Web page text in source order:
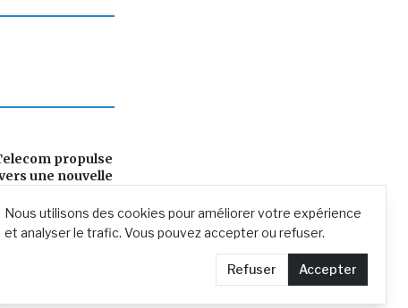
Nous utilisons des cookies pour améliorer votre expérience
et analyser le trafic. Vous pouvez accepter ou refuser.
Refuser Accepter
propulse
une nouvelle
évolution